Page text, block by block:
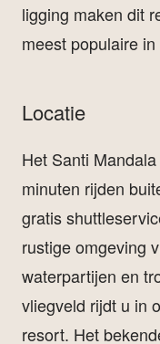
ligging maken dit
meest populaire
Locatie
Het Santi
minuten rijden
gratis
rustige omgeving
waterpartijen en
vliegveld rijdt u in
resort. Het